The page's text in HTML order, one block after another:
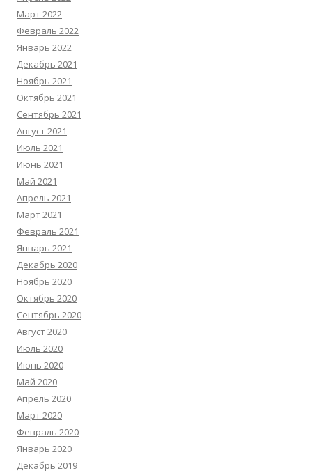
Март 2022
Февраль 2022
Январь 2022
Декабрь 2021
Ноябрь 2021
Октябрь 2021
Сентябрь 2021
Август 2021
Июль 2021
Июнь 2021
Май 2021
Апрель 2021
Март 2021
Февраль 2021
Январь 2021
Декабрь 2020
Ноябрь 2020
Октябрь 2020
Сентябрь 2020
Август 2020
Июль 2020
Июнь 2020
Май 2020
Апрель 2020
Март 2020
Февраль 2020
Январь 2020
Декабрь 2019